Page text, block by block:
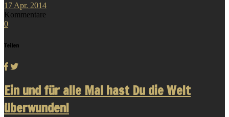
17 Apr. 2014
Kommentare
0
Teilen
Ein und für alle Mal hast Du die Welt
überwunden!